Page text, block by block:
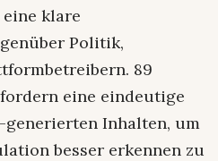
klare
Politik,
89
eine eindeutige
Inhalten, um
besser erkennen zu